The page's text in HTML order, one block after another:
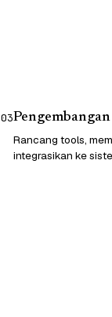
03Pengembangan
Rancang tools,
integrasikan ke